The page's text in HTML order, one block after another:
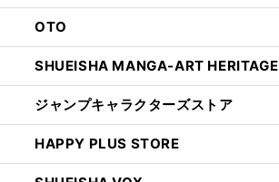
OTO
SHUEISHA MANGA-ART HERITAGE
ジャンプキャラクターズストア
HAPPY PLUS STORE